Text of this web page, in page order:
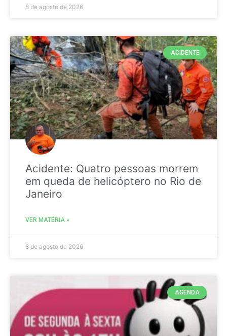
8 de agosto de 2026
ACIDENTE
Acidente: Quatro pessoas morrem
em queda de helicóptero no Rio de
Janeiro
VER MATÉRIA »
8 de agosto de 2026
AGENDA